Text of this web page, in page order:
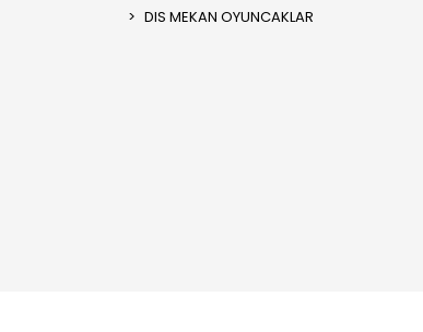
DIS MEKAN OYUNCAKLAR